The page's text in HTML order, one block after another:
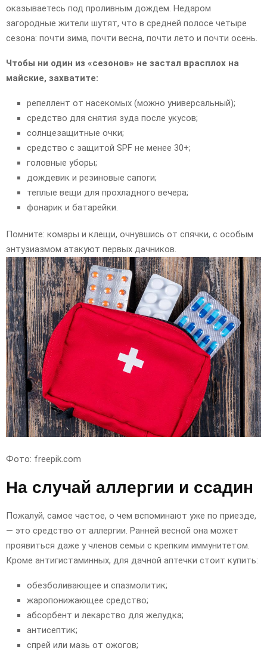
оказываетесь под проливным дождем. Недаром
загородные жители шутят, что в средней полосе четыре
сезона: почти зима, почти весна, почти лето и почти осень.
Чтобы ни один из «сезонов» не застал врасплох на
майские, захватите:
репеллент от насекомых (можно универсальный);
средство для снятия зуда после укусов;
солнцезащитные очки;
средство с защитой SPF не менее 30+;
головные уборы;
дождевик и резиновые сапоги;
теплые вещи для прохладного вечера;
фонарик и батарейки.
Помните: комары и клещи, очнувшись от спячки, с особым
энтузиазмом атакуют первых дачников.
Фото: freepik.com
На случай аллергии и ссадин
Пожалуй, самое частое, о чем вспоминают уже по приезде,
— это средство от аллергии. Ранней весной она может
проявиться даже у членов семьи с крепким иммунитетом.
Кроме антигистаминных, для дачной аптечки стоит купить:
обезболивающее и спазмолитик;
жаропонижающее средство;
абсорбент и лекарство для желудка;
антисептик;
спрей или мазь от ожогов;